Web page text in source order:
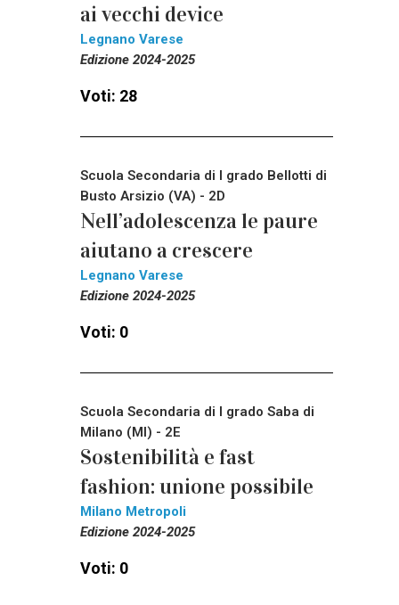
ai vecchi device
Legnano Varese
Edizione 2024-2025
Voti: 28
Scuola Secondaria di I grado Bellotti di
Busto Arsizio (VA) - 2D
Nell’adolescenza le paure
aiutano a crescere
Legnano Varese
Edizione 2024-2025
Voti: 0
Scuola Secondaria di I grado Saba di
Milano (MI) - 2E
Sostenibilità e fast
fashion: unione possibile
Milano Metropoli
Edizione 2024-2025
Voti: 0